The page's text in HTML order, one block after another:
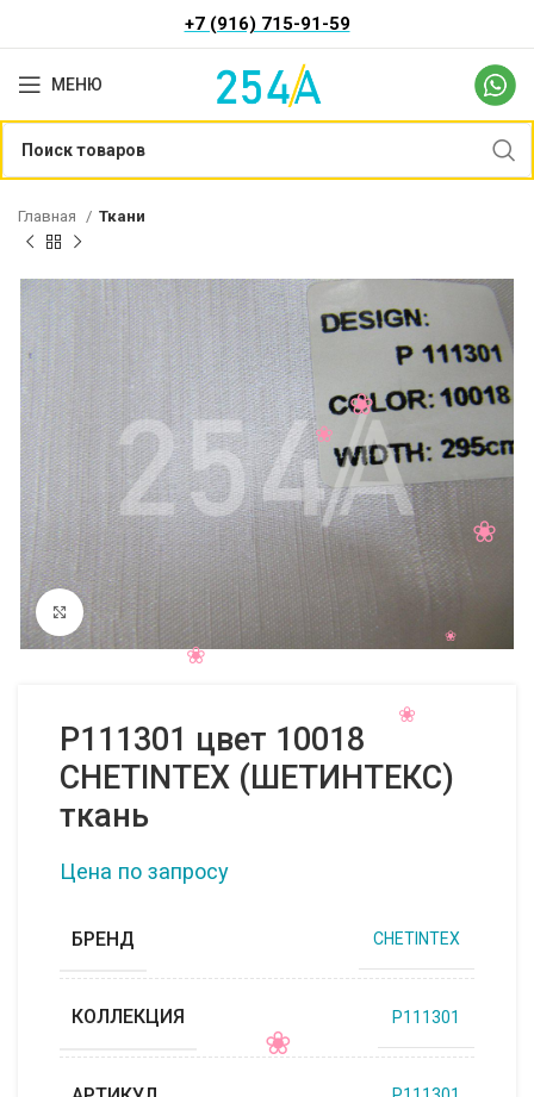
+7 (916) 715-91-59
МЕНЮ
Главная Ткани
Нажмите, чтобы увеличить
P111301 цвет 10018
CHETINTEX (ШЕТИНТЕКС)
ткань
Цена по запросу
БРЕНД CHETINTEX
КОЛЛЕКЦИЯ P111301